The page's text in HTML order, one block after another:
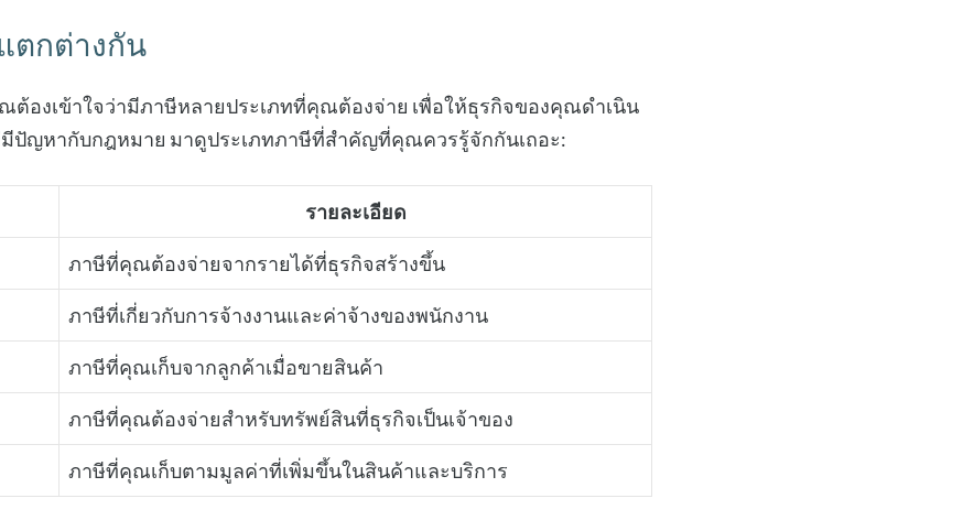
ตกต่างกัน
ต้องเข้าใจว่ามีภาษีหลายประเภทที่คุณต้องจ่าย เพื่อให้ธุรกิจของคุณดำเนิน
ปัญหากับกฎหมาย มาดูประเภทภาษีที่สำคัญที่คุณควรรู้จักกันเถอะ:
รายละเอียด
ภาษีที่คุณต้องจ่ายจากรายได้ที่ธุรกิจสร้างขึ้น
ภาษีที่เกี่ยวกับการจ้างงานและค่าจ้างของพนักงาน
ภาษีที่คุณเก็บจากลูกค้าเมื่อขายสินค้า
ภาษีที่คุณต้องจ่ายสำหรับทรัพย์สินที่ธุรกิจเป็นเจ้าของ
ภาษีที่คุณเก็บตามมูลค่าที่เพิ่มขึ้นในสินค้าและบริการ